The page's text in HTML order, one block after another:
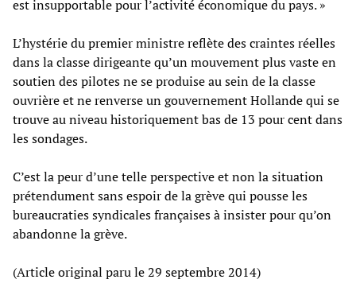
est insupportable pour l’activité économique du pays. »
L’hystérie du premier ministre reflète des craintes réelles
dans la classe dirigeante qu’un mouvement plus vaste en
soutien des pilotes ne se produise au sein de la classe
ouvrière et ne renverse un gouvernement Hollande qui se
trouve au niveau historiquement bas de 13 pour cent dans
les sondages.
C’est la peur d’une telle perspective et non la situation
prétendument sans espoir de la grève qui pousse les
bureaucraties syndicales françaises à insister pour qu’on
abandonne la grève.
(Article original paru le 29 septembre 2014)